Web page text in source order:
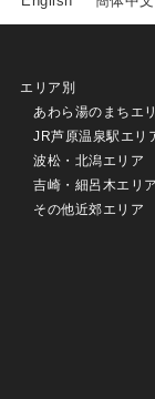
エリア別
あわら湯のまちエ
JR芦原温泉駅エリ
波松・北潟エリア
吉崎・細呂木エリア
その他近郊エリア